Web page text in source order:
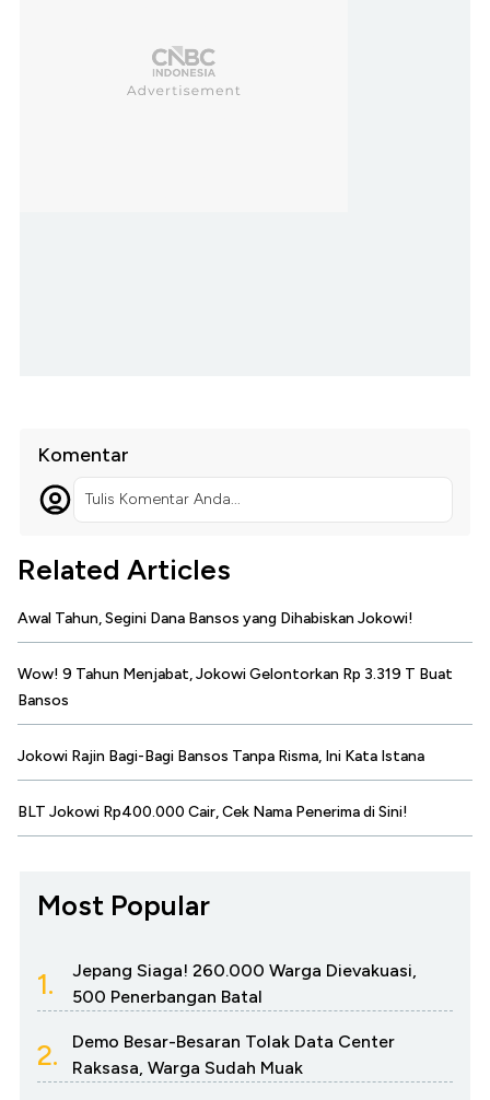
Komentar
Tulis Komentar Anda...
Related Articles
Awal Tahun, Segini Dana Bansos yang Dihabiskan Jokowi!
Wow! 9 Tahun Menjabat, Jokowi Gelontorkan Rp 3.319 T Buat
Bansos
Jokowi Rajin Bagi-Bagi Bansos Tanpa Risma, Ini Kata Istana
BLT Jokowi Rp400.000 Cair, Cek Nama Penerima di Sini!
Most Popular
1.
Jepang Siaga! 260.000 Warga Dievakuasi,
500 Penerbangan Batal
2.
Demo Besar-Besaran Tolak Data Center
Raksasa, Warga Sudah Muak